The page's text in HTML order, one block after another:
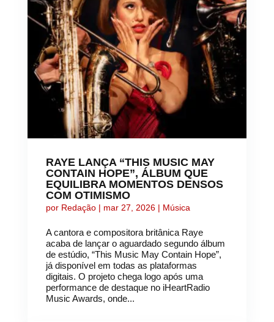
RAYE LANÇA “THIS MUSIC MAY
CONTAIN HOPE”, ÁLBUM QUE
EQUILIBRA MOMENTOS DENSOS
COM OTIMISMO
por Redação| mar 27, 2026| Música
A cantora e compositora britânica Raye
acaba de lançar o aguardado segundo álbum
de estúdio, “This Music May Contain Hope”,
já disponível em todas as plataformas
digitais. O projeto chega logo após uma
performance de destaque no iHeartRadio
Music Awards, onde...